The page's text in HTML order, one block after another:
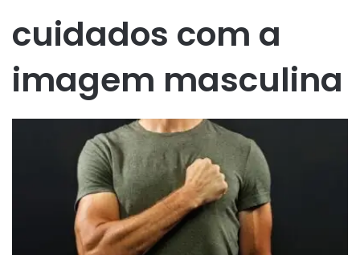
cuidados com a
imagem masculina